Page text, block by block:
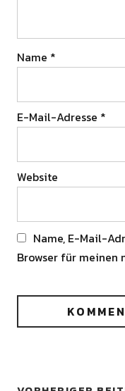
Name *
E-Mail-Adresse *
Website
Name, E-Mail-
Browser für meinen